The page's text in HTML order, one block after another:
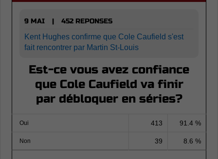
9 MAI |
452 REPONSES
Kent Hughes confirme que Cole Caufield s'est
fait rencontrer par Martin St-Louis
Est-ce vous avez confiance
que Cole Caufield va finir
par débloquer en séries?
Oui 413 91.4 %
Non 39 8.6 %